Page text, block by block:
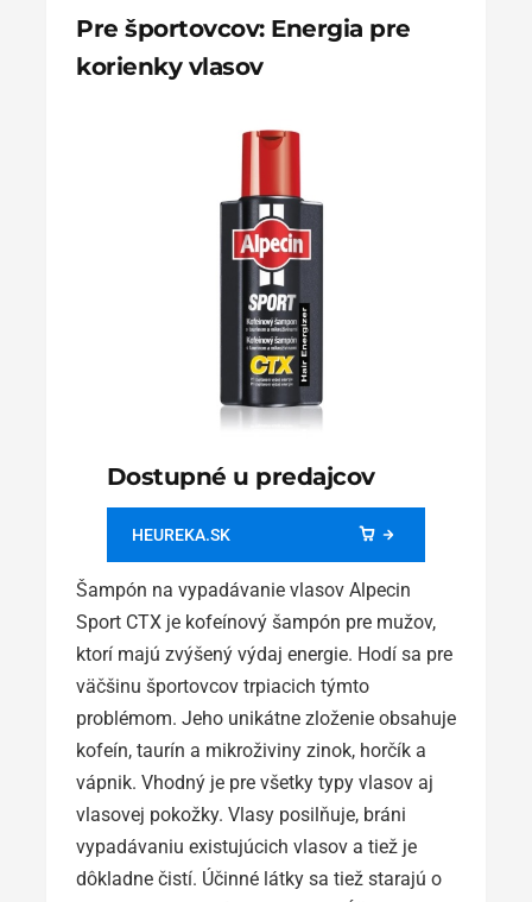
Pre športovcov: Energia pre
korienky vlasov
Dostupné u predajcov
HEUREKA.SK
Šampón na vypadávanie vlasov Alpecin
Sport CTX je kofeínový šampón pre mužov,
ktorí majú zvýšený výdaj energie. Hodí sa pre
väčšinu športovcov trpiacich týmto
problémom. Jeho unikátne zloženie obsahuje
kofeín, taurín a mikroživiny zinok, horčík a
vápnik. Vhodný je pre všetky typy vlasov aj
vlasovej pokožky. Vlasy posilňuje, bráni
vypadávaniu existujúcich vlasov a tiež je
dôkladne čistí. Účinné látky sa tiež starajú o